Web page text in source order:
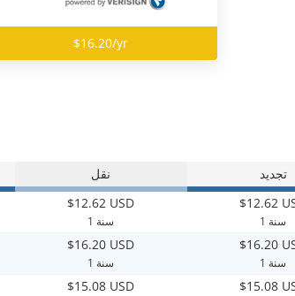
$16.20/yr
نقل تجديد
$12.62 USD
1 سنة
$12.62
1 سنة
$16.20 USD
1 سنة
$16.20
1 سنة
$15.08 USD $15.08